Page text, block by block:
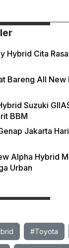
Hybrid Cita
Bareng All New
Suzuki
BBM
Jakarta
Alpha Hybrid
Urban
#Toyota